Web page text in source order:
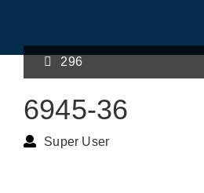
296
6945-36
Super User